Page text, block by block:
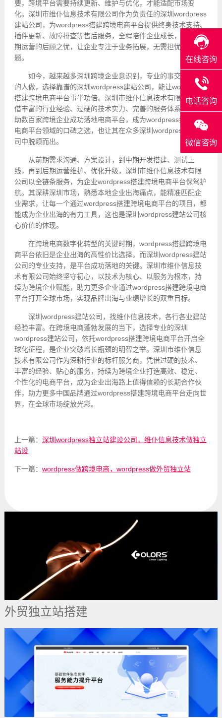
要，跨境平台需要持续更新、维护与优化，才能适配市场变
化。深圳市维仆信息技术有限公司作为负责任的深圳wordpress
建站公司，为wordpress搭建跨境电商平台提供终身技术支持、
插件更新、故障排查等售后服务，全程陪伴企业成长，解决后
期运营的后顾之忧，让企业专注于业务拓展，无需担忧技术问
题。
如今，越来越多深圳跨境企业意识到，专业的事交给专业
的人做，选择靠谱的深圳wordpress建站公司，能让wordpress
搭建跨境电商平台事半功倍。深圳市维仆信息技术有限公司凭
借丰富的行业经验、过硬的技术实力、完善的服务体系，已帮
助数百家跨境企业成功落地电商平台，成为wordpress搭建跨境
电商平台领域的口碑之选，也让其在众多深圳wordpress建站公
司中脱颖而出。
从前期需求沟通、方案设计，到中期开发搭建、测试上
线，再到后期运营维护、优化升级，深圳市维仆信息技术有限
公司以全链条服务，为企业wordpress搭建跨境电商平台保驾护
航。其深耕深圳市场，熟悉本地企业出海痛点，能精准匹配企
业需求，让每一个通过wordpress搭建跨境电商平台的项目，都
能成为企业出海的有力工具，这也是深圳wordpress建站公司核
心价值的体现。
在跨境电商数字化转型的关键时期，wordpress搭建跨境电
商平台依旧是企业出海的高性价比选择，而深圳wordpress建站
公司的专业支持，是平台成功落地的关键。深圳市维仆信息技
术有限公司始终坚守初心，以技术为核心、以服务为根本，持
续为跨境企业赋能，助力更多企业通过wordpress搭建跨境电商
平台打开全球市场，实现品牌出海与业绩增长的双重目标。
深圳wordpress建站公司，找维仆信息技术，各行各业建站
经验丰富。在跨境电商蓬勃发展的当下，选择专业的深圳
wordpress建站公司，依托wordpress搭建跨境电商平台开启全
球化征程，是企业突破增长瓶颈的明智之举。深圳市维仆信息
技术有限公司作为深耕行业的标杆服务商，凭借过硬的技术、
丰富的经验、贴心的服务，持续为跨境企业打造高效、稳定、
个性化的电商平台，成为企业出海路上值得信赖的长期合作伙
伴，助力更多中国品牌通过wordpress搭建跨境电商平台走向世
界，在全球市场绽放光彩。
上一篇： 深圳wordpress独立站建设公司，维仆信息技术做独立
站设
下一篇： wordpress做跨境电商，wordpress做外贸独立站
外贸独立站搭建
在线咨询
电话咨询
微信咨询